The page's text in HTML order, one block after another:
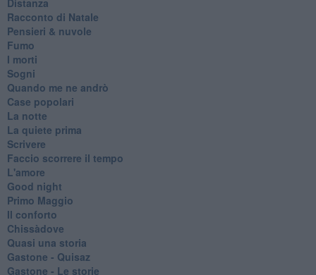
Racconto di Natale
Pensieri & nuvole
Fumo
I morti
Sogni
Quando me ne andrò
Case popolari
La notte
La quiete prima
Scrivere
Faccio scorrere il tempo
L'amore
Good night
Primo Maggio
Il conforto
Chissàdove
Quasi una storia
Gastone - Quisaz
Gastone - Le storie